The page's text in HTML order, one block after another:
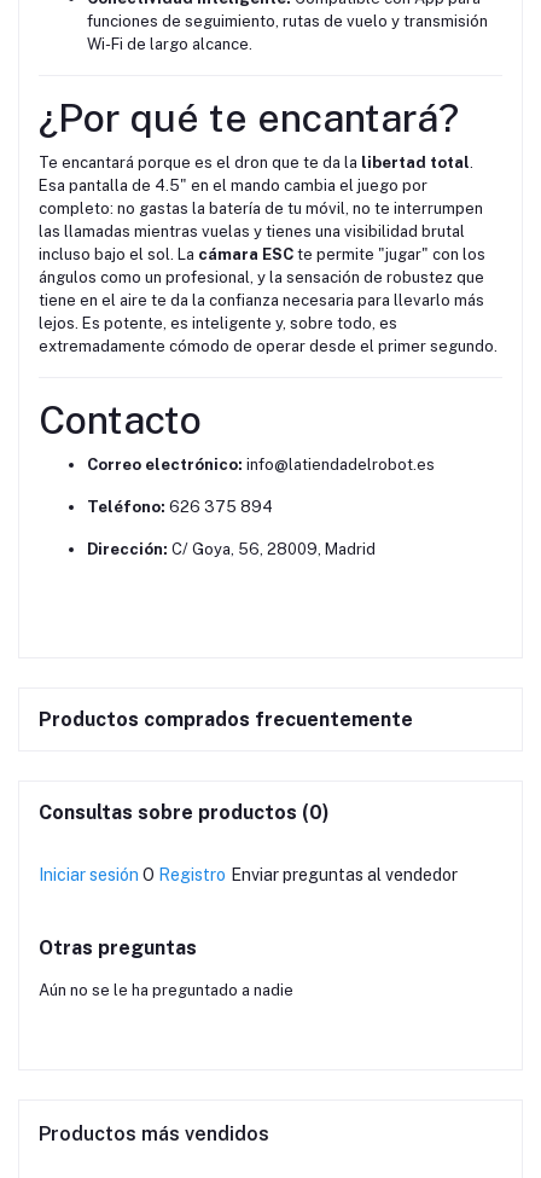
funciones de seguimiento, rutas de vuelo y transmisión
Wi-Fi de largo alcance.
¿Por qué te encantará?
Te encantará porque es el dron que te da la libertad total
Esa pantalla de 4.5" en el mando cambia el juego por
completo: no gastas la batería de tu móvil, no te interrumpen
las llamadas mientras vuelas y tienes una visibilidad brutal
incluso bajo el sol. La cámara ESC te permite "jugar" con los
ángulos como un profesional, y la sensación de robustez que
tiene en el aire te da la confianza necesaria para llevarlo más
lejos. Es potente, es inteligente y, sobre todo, es
extremadamente cómodo de operar desde el primer segundo.
Contacto
Correo electrónico: info@latiendadelrobot.es
Teléfono: 626 375 894
Dirección: C/ Goya, 56, 28009, Madrid
Productos comprados frecuentemente
Consultas sobre productos (0)
Iniciar sesión O Registro Enviar preguntas al vendedor
Otras preguntas
Aún no se le ha preguntado a nadie
Productos más vendidos